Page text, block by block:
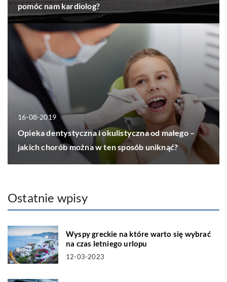
pomóc nam kardiolog?
16-08-2019
Opieka dentystyczna i okulistyczna od małego –
jakich chorób można w ten sposób uniknąć?
Ostatnie wpisy
Wyspy greckie na które warto się wybrać
na czas letniego urlopu
12-03-2023